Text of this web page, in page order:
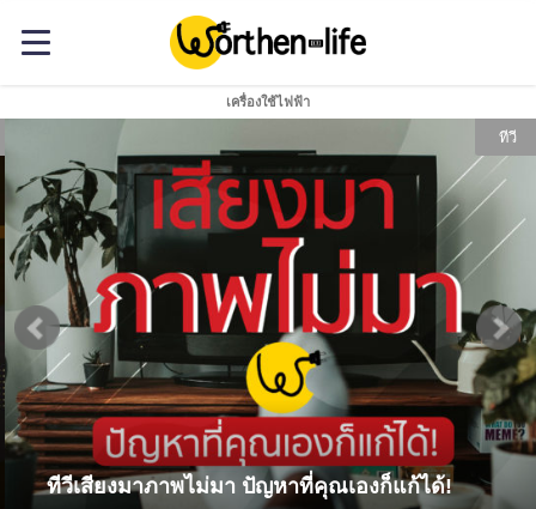
เครื่องใช้ไฟฟ้า
ทีวี
ทีวีเสียงมาภาพไม่มา ปัญหาที่คุณเองก็แก้ได้!